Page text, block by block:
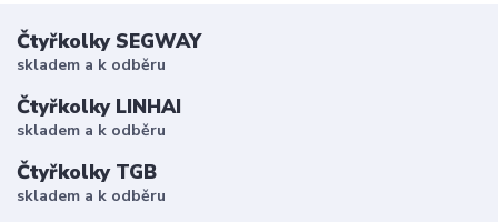
Čtyřkolky SEGWAY
skladem a k odběru
Čtyřkolky LINHAI
skladem a k odběru
Čtyřkolky TGB
skladem a k odběru